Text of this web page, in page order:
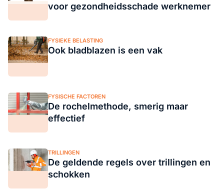
voor gezondheidsschade werknemer
FYSIEKE BELASTING
Ook bladblazen is een vak
FYSISCHE FACTOREN
De rochelmethode, smerig maar
effectief
TRILLINGEN
De geldende regels over trillingen en
schokken